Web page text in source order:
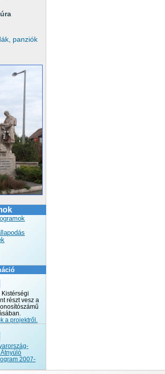
panziók
részt vesz a
a projektről.
2007-